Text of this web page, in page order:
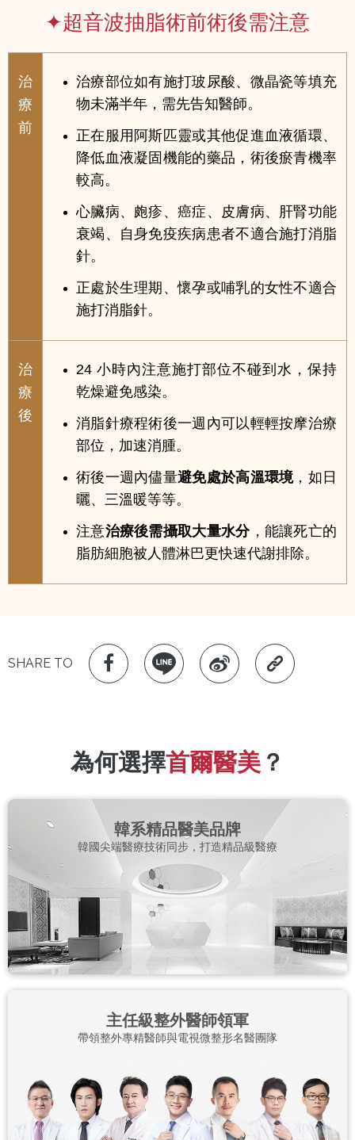
✦超音波抽脂術前術後需注意
治
療
前
治療部位如有施打玻尿酸、微晶瓷等填充
物未滿半年，需先告知醫師。
正在服用阿斯匹靈或其他促進血液循環、
降低血液凝固機能的藥品，術後瘀青機率
較高。
心臟病、皰疹、癌症、皮膚病、肝腎功能
衰竭、自身免疫疾病患者不適合施打消脂
針。
正處於生理期、懷孕或哺乳的女性不適合
施打消脂針。
治
療
後
24 小時內注意施打部位不碰到水，保持
乾燥避免感染。
消脂針療程術後一週內可以輕輕按摩治療
部位，加速消腫。
術後一週內儘量避免處於高溫環境，如日
曬、三溫暖等等。
注意治療後需攝取大量水分，能讓死亡的
脂肪細胞被人體淋巴更快速代謝排除。
SHARE TO
為何選擇首爾醫美 ？
韓系精品醫美品牌
韓國尖端醫療技術同步，打造精品級醫療
主任級整外醫師領軍
帶領整外專精醫師與電視微整形名醫團隊